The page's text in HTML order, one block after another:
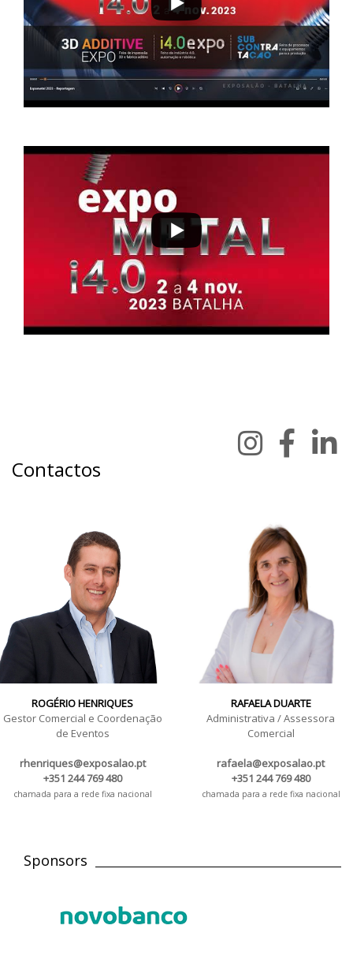
Contactos
ROGÉRIO HENRIQUES
Gestor Comercial e Coordenação
de Eventos
rhenriques@exposalao.pt
+351 244 769 480
chamada para a rede fixa nacional
RAFAELA DUARTE
Administrativa / Assessora
Comercial
rafaela@exposalao.pt
+351 244 769 480
chamada para a rede fixa nacional
Sponsors